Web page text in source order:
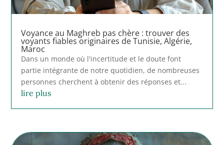
Voyance au Maghreb pas chère : trouver des
voyants fiables originaires de Tunisie, Algérie,
Maroc
Dans un monde où l'incertitude et le doute font
partie intégrante de notre quotidien, de nombreuses
personnes cherchent à obtenir des réponses et...
lire plus